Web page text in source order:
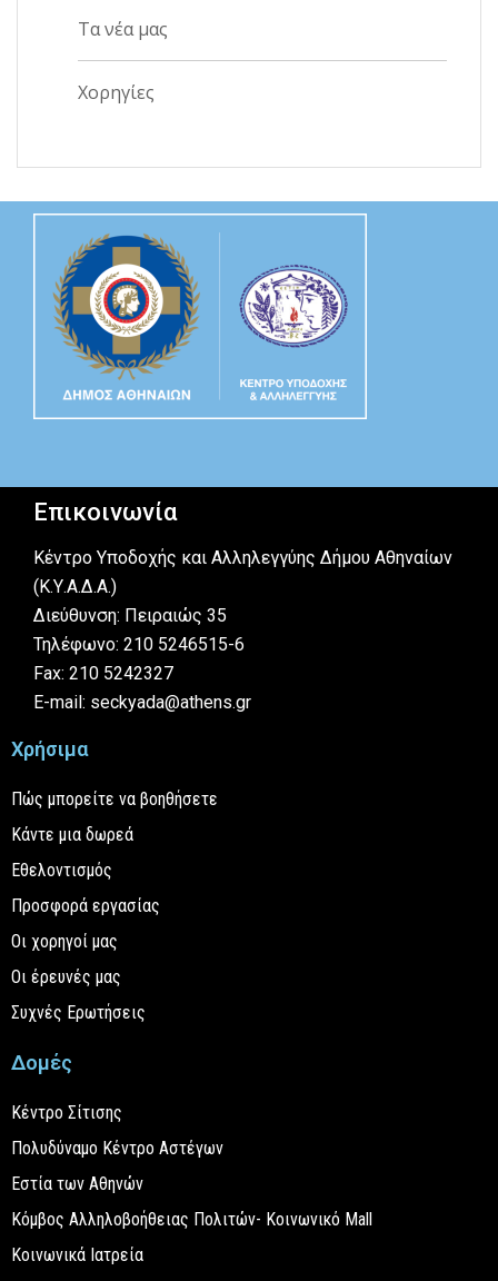
Τα νέα μας
Χορηγίες
Επικοινωνία
Κέντρο Υποδοχής και Αλληλεγγύης Δήμου Αθηναίων
(Κ.Υ.Α.Δ.Α.)
Διεύθυνση: Πειραιώς 35
Τηλέφωνο: 210 5246515-6
Fax: 210 5242327
E-mail: seckyada@athens.gr
Χρήσιμα
Πώς μπορείτε να βοηθήσετε
Κάντε μια δωρεά
Εθελοντισμός
Προσφορά εργασίας
Οι χορηγοί μας
Οι έρευνές μας
Συχνές Ερωτήσεις
Δομές
Κέντρο Σίτισης
Πολυδύναμο Κέντρο Αστέγων
Εστία των Αθηνών
Κόμβος Αλληλοβοήθειας Πολιτών- Κοινωνικό Mall
Κοινωνικά Ιατρεία